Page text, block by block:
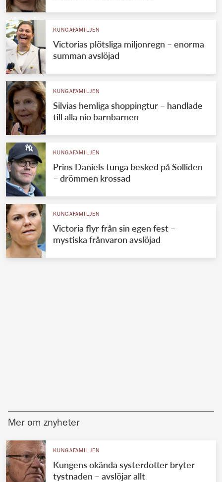
KUNGAFAMILJEN
Victorias plötsliga miljonregn – enorma
summan avslöjad
KUNGAFAMILJEN
Silvias hemliga shoppingtur – handlade
till alla nio barnbarnen
KUNGAFAMILJEN
Prins Daniels tunga besked på Solliden
– drömmen krossad
KUNGAFAMILJEN
Victoria flyr från sin egen fest –
mystiska frånvaron avslöjad
Mer om znyheter
KUNGAFAMILJEN
Kungens okända systerdotter bryter
tystnaden – avslöjar allt